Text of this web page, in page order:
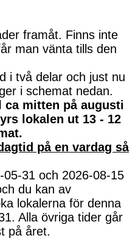
framåt. Finns inte
man vänta tills den
i två delar och just nu
i schemat nedan.
mitten på augusti
lokalen ut 13 - 12
på en vardag så
31 och 2026-08-15
du kan av
lokalerna för denna
Alla övriga tider går
på året.